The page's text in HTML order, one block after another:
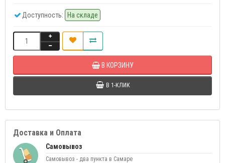
Доступность: На складе
В КОРЗИНУ
В 1-КЛИК
Доставка и Оплата
Самовывоз
Самовывоз - два пункта в Самаре